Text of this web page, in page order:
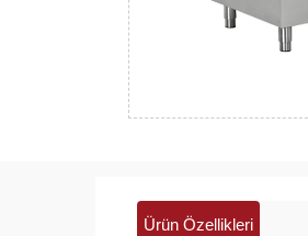
Ürün Özellikleri